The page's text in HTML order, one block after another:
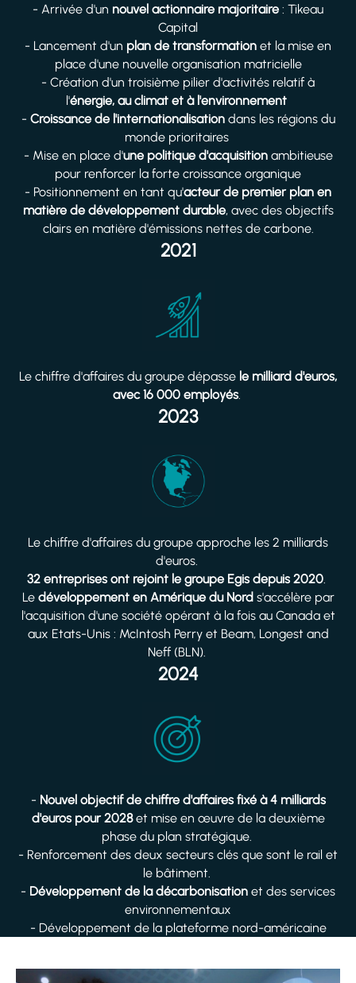
- Arrivée d'un nouvel actionnaire majoritaire : Tikeau
Capital
- Lancement d'un plan de transformation et la mise en
place d'une nouvelle organisation matricielle
- Création d'un troisième pilier d'activités relatif à
l'énergie, au climat et à l'environnement
- Croissance de l'internationalisationdans les régions du
monde prioritaires
- Mise en place d'une politique d'acquisitionambitieuse
pour renforcer la forte croissance organique
- Positionnement en tant qu'acteur de premier plan en
matière de développement durable, avec des objectifs
clairs en matière d'émissions nettes de carbone.
Le chiffre d'affaires du groupe dépasse le milliard d'euros,
avec 16 000 employés.
2021
Le chiffre d'affaires du groupe approche les 2 milliards
d'euros.
32 entreprises ont rejoint le groupe Egis depuis 2020.
Le développement en Amérique du Nord s'accélère par
l'acquisition d'une société opérant à la fois au Canada et
aux Etats-Unis : McIntosh Perry et Beam, Longest and
Neff (BLN).
2023
- Nouvel objectif de chiffre d'affaires fixé à 4 milliards
d'euros pour 2028et mise en œuvre de la deuxième
phase du plan stratégique.
- Renforcement des deux secteurs clés que sont le rail et
le bâtiment.
- Développement de la décarbonisation et des services
environnementaux
- Développement de la plateforme nord-américaine
2024